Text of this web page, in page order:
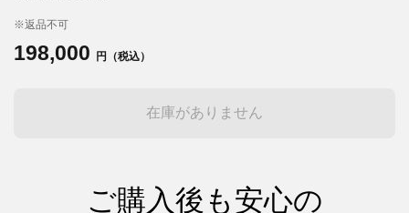
※返品不可
198,000 円（税込）
在庫がありません